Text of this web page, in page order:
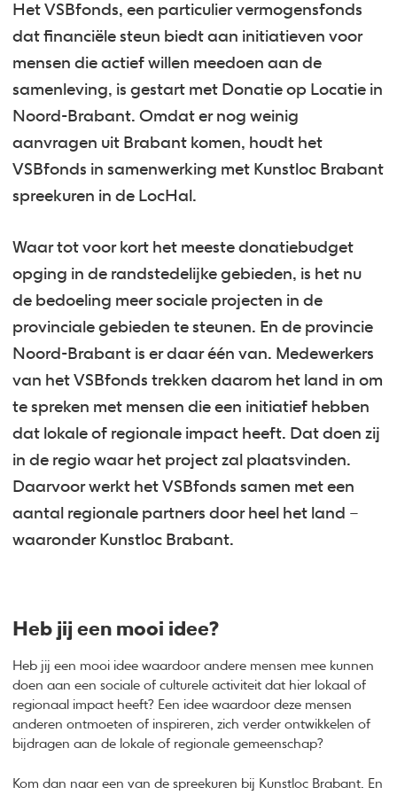
Het VSBfonds, een particulier vermogensfonds
dat financiële steun biedt aan initiatieven voor
mensen die actief willen meedoen aan de
samenleving, is gestart met Donatie op Locatie in
Noord-Brabant. Omdat er nog weinig
aanvragen uit Brabant komen, houdt het
VSBfonds in samenwerking met Kunstloc Brabant
spreekuren in de LocHal.
Waar tot voor kort het meeste donatiebudget
opging in de randstedelijke gebieden, is het nu
de bedoeling meer sociale projecten in de
provinciale gebieden te steunen. En de provincie
Noord-Brabant is er daar één van. Medewerkers
van het VSBfonds trekken daarom het land in om
te spreken met mensen die een initiatief hebben
dat lokale of regionale impact heeft. Dat doen zij
in de regio waar het project zal plaatsvinden.
Daarvoor werkt het VSBfonds samen met een
aantal regionale partners door heel het land –
waaronder Kunstloc Brabant.
Heb jij een mooi idee?
Heb jij een mooi idee waardoor andere mensen mee kunnen
doen aan een sociale of culturele activiteit dat hier lokaal of
regionaal impact heeft? Een idee waardoor deze mensen
anderen ontmoeten of inspireren, zich verder ontwikkelen of
bijdragen aan de lokale of regionale gemeenschap?
Kom dan naar een van de spreekuren bij Kunstloc Brabant. En